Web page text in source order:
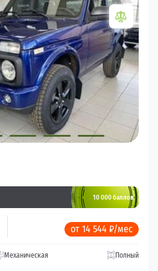
10 000 баллов
от 14 544 ₽/мес
Механическая Полный